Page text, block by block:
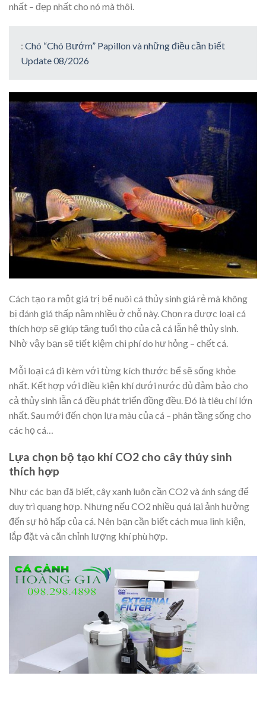
nhất – đẹp nhất cho nó mà thôi.
: Chó “Chó Bướm” Papillon và những điều cần biết
Update 08/2026
Cách tạo ra một giá trị bể nuôi cá thủy sinh giá rẻ mà không
bị đánh giá thấp nằm nhiều ở chỗ này. Chọn ra được loại cá
thích hợp sẽ giúp tăng tuổi thọ của cả cá lẫn hệ thủy sinh.
Nhờ vậy bạn sẽ tiết kiệm chi phí do hư hỏng – chết cá.
Mỗi loại cá đi kèm với từng kích thước bể sẽ sống khỏe
nhất. Kết hợp với điều kiện khí dưới nước đủ đảm bảo cho
cả thủy sinh lẫn cá đều phát triển đồng đều. Đó là tiêu chí lớn
nhất. Sau mới đến chọn lựa màu của cá – phân tầng sống cho
các họ cá…
Lựa chọn bộ tạo khí CO2 cho cây thủy sinh
thích hợp
Như các bạn đã biết, cây xanh luôn cần CO2 và ánh sáng để
duy trì quang hợp. Nhưng nếu CO2 nhiều quá lại ảnh hưởng
đến sự hô hấp của cá. Nên bạn cần biết cách mua linh kiện,
lắp đặt và căn chỉnh lượng khí phù hợp.